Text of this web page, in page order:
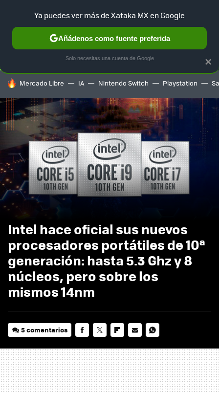
SELECCIÓN GAMING HOME AUTO TERRITORIO
HOY SE HABLA DE
Mercado Libre IA Nintendo Switch Playstation
Intel hace oficial sus nuevos
procesadores portátiles de 10ª
generación: hasta 5.3 Ghz y 8
núcleos, pero sobre los
mismos 14nm
5 comentarios
MAIL
×
Ya puedes ver más de Xataka MX en Google
Añádenos como fuente preferida
Solo necesitas una cuenta de Google